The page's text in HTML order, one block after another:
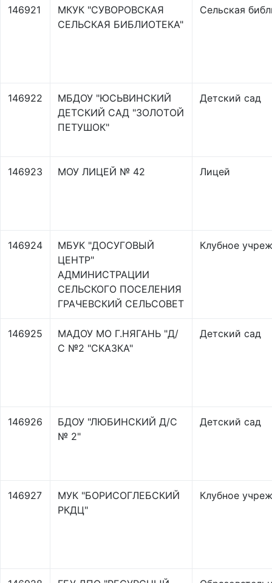
146921
МКУК "СУВОРОВСКАЯ
СЕЛЬСКАЯ БИБЛИОТЕКА"
Сельская
146922
МБДОУ "ЮСЬВИНСКИЙ
ДЕТСКИЙ САД "ЗОЛОТОЙ
ПЕТУШОК"
Детский сад
146923 МОУ ЛИЦЕЙ № 42 Лицей
146924
МБУК "ДОСУГОВЫЙ
ЦЕНТР"
АДМИНИСТРАЦИИ
СЕЛЬСКОГО ПОСЕЛЕНИЯ
ГРАЧЕВСКИЙ СЕЛЬСОВЕТ
Клубное
146925
МАДОУ МО Г.НЯГАНЬ "Д/
С №2 "СКАЗКА"
Детский сад
146926
БДОУ "ЛЮБИНСКИЙ Д/С
№ 2"
Детский сад
146927
МУК "БОРИСОГЛЕБСКИЙ
РКДЦ"
Клубное